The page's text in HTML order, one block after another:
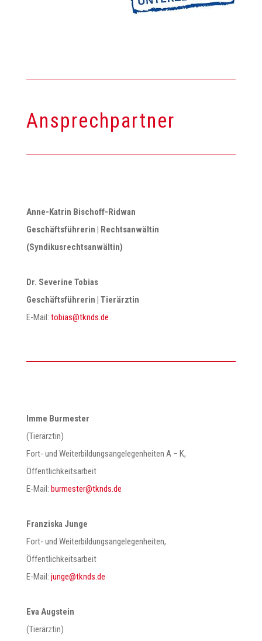
Ansprechpartner
Anne-Katrin Bischoff-Ridwan
Geschäftsführerin | Rechtsanwältin
(Syndikusrechtsanwältin)
Dr. Severine Tobias
Geschäftsführerin | Tierärztin
E-Mail:
ed.sdnkt
@saibot
Imme Burmester
(Tierärztin)
Fort- und Weiterbildungsangelegenheiten A – K,
Öffentlichkeitsarbeit
E-Mail:
ed.sdnkt
@retsemrub
Franziska Junge
Fort- und Weiterbildungsangelegenheiten,
Öffentlichkeitsarbeit
E-Mail:
ed.sdnkt
@egnuj
Eva Augstein
(Tierärztin)